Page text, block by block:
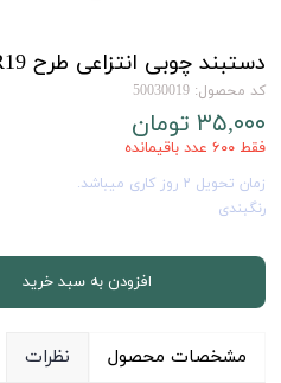
دستبند چوبی انتزاعی طرح BR19
کد محصول: 50030019
۳۵,۰۰۰ تومان
فقط ۶۰۰ عدد باقیمانده
زمان تحویل 2 روز کاری میباشد.
رنگبندی
افزودن به سبد خرید
مشخصات محصول نظرات